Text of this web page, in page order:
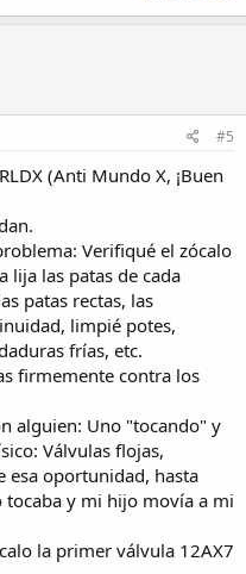
#5
(Anti Mundo X, ¡Buen
Verifiqué el zócalo
lija las patas de cada
patas rectas, las
limpié potes,
frías, etc.
firmemente contra los
alguien: Uno "tocando" y
Válvulas flojas,
esa oportunidad, hasta
tocaba y mi hijo movía a mi
la primer válvula 12AX7